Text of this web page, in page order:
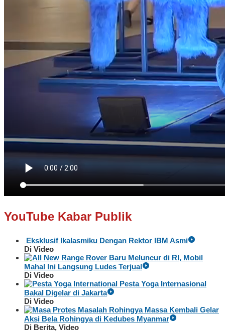
YouTube Kabar Publik
Eksklusif Ikalasmiku Dengan Rektor IBM Asmi
Di Video
Baru Meluncur di RI, Mobil
Mahal Ini Langsung Ludes Terjual
Di Video
Pesta Yoga Internasional
Bakal Digelar di Jakarta
Di Video
Massa Kembali Gelar
Aksi Bela Rohingya di Kedubes Myanmar
Di Berita, Video